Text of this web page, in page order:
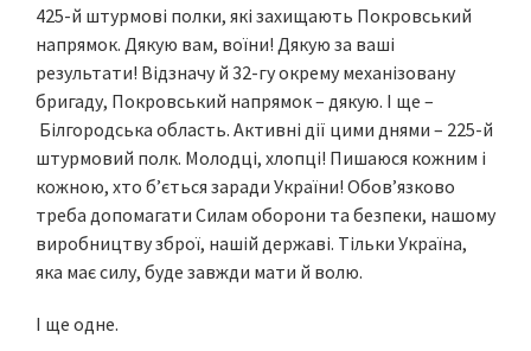
425-й штурмові полки, які захищають Покровський
напрямок. Дякую вам, воїни! Дякую за ваші
результати! Відзначу й 32-гу окрему механізовану
бригаду, Покровський напрямок – дякую. І ще –
Білгородська область. Активні дії цими днями – 225-й
штурмовий полк. Молодці, хлопці! Пишаюся кожним і
кожною, хто б’ється заради України! Обов’язково
треба допомагати Силам оборони та безпеки, нашому
виробництву зброї, нашій державі. Тільки Україна,
яка має силу, буде завжди мати й волю.
І ще одне.